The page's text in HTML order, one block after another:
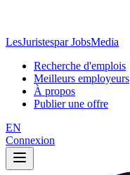
LesJuristespar JobsMedia
Recherche d'emplois
Meilleurs employeurs
À propos
Publier une offre
EN
Connexion